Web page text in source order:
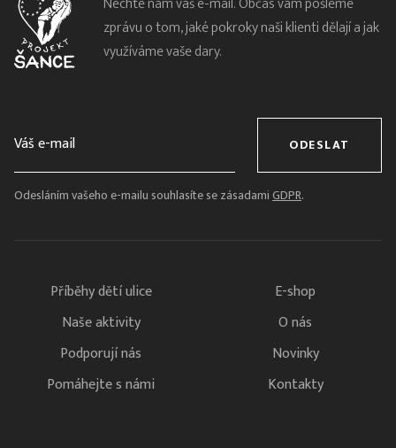
zprávu o tom, jaké pokroky naši klienti dělají a jak
využíváme vaše dary.
ODESLAT
Odesláním vašeho e-mailu souhlasíte se zásadamiGDPR.
Příběhy dětí ulice
Naše aktivity
Podporují nás
Pomáhejte s námi
E-shop
O nás
Novinky
Kontakty